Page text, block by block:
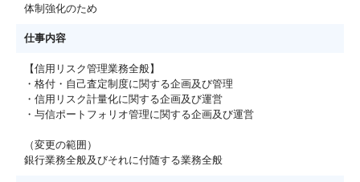
体制強化のため
仕事内容
【信用リスク管理業務全般】
・格付・自己査定制度に関する企画及び管理
・信用リスク計量化に関する企画及び運営
・与信ポートフォリオ管理に関する企画及び運営
（変更の範囲）
銀行業務全般及びそれに付随する業務全般